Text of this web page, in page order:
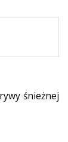
śnieżnej